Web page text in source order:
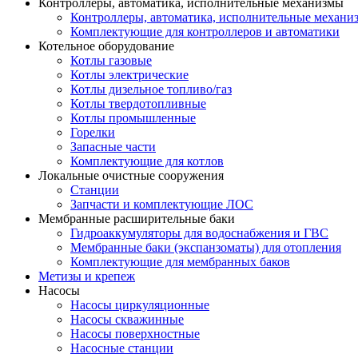
Контроллеры, автоматика, исполнительные механизмы
Контроллеры, автоматика, исполнительные
Комплектующие для контроллеров и автоматики
Котельное оборудование
Котлы газовые
Котлы электрические
Котлы дизельное топливо/газ
Котлы твердотопливные
Котлы промышленные
Горелки
Запасные части
Комплектующие для котлов
Локальные очистные сооружения
Станции
Запчасти и комплектующие ЛОС
Мембранные расширительные баки
Гидроаккумуляторы для водоснабжения и ГВС
Мембранные баки (экспанзоматы) для отопления
Комплектующие для мембранных баков
Метизы и крепеж
Насосы
Насосы циркуляционные
Насосы скважинные
Насосы поверхностные
Насосные станции